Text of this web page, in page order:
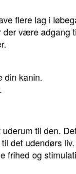
flere lag i
der være adgang
din kanin.
til den.
det udendørs
frihed og